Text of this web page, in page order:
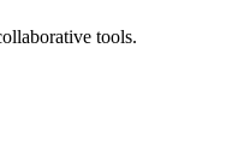
tools.